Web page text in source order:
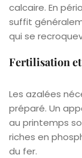
calcaire. En
suffit
qui se
Fertilisation
Les azalées
préparé. Un
au printemps
riches en
du fer.